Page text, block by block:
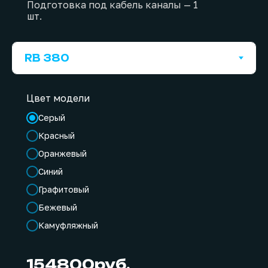
Подготовка под кабель каналы — 1
шт.
Цвет модели
Серый
Красный
Оранжевый
Синий
Графитовый
Бежевый
Камуфляжный